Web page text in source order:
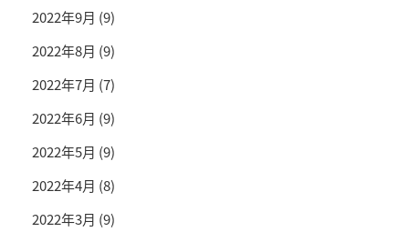
2022年9月 (9)
2022年8月 (9)
2022年7月 (7)
2022年6月 (9)
2022年5月 (9)
2022年4月 (8)
2022年3月 (9)